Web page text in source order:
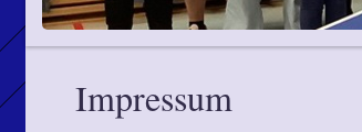
Impressum